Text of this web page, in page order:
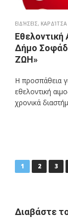
ΕΙΔΉΣΕΙΣ, ΚΑΡΔΊΤΣΑ
Εθελοντική
Δήμο
ΖΩΗ»
Η προσπάθεια
εθελοντική
χρονικά
P
t
1 2 3
Διαβάστε